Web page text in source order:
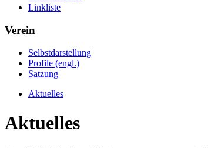
Linkliste
Verein
Selbstdarstellung
Profile (engl.)
Satzung
Aktuelles
Aktuelles